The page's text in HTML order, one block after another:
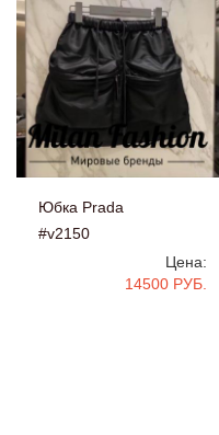
Юбка Prada
#v2150
Цена:
14500 РУБ.